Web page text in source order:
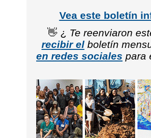
Vea este boletín
👋 ¿ Te reenviaron
recibir el boletín
en redes sociales para